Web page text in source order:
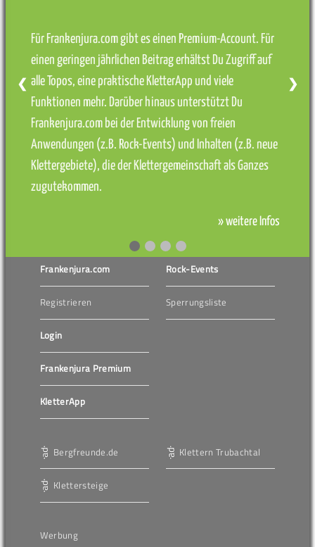
Für Frankenjura.com gibt es einen Premium-Account. Für
einen geringen jährlichen Beitrag erhältst Du Zugriff auf
alle Topos, eine praktische KletterApp und viele
Funktionen mehr. Darüber hinaus unterstützt Du
Frankenjura.com bei der Entwicklung von freien
Anwendungen (z.B. Rock-Events) und Inhalten (z.B. neue
Klettergebiete), die der Klettergemeinschaft als Ganzes
zugutekommen.
» weitere Infos
❮ ❯
Frankenjura.com
Registrieren
Login
Frankenjura Premium
KletterApp
Rock-Events
Sperrungsliste
Bergfreunde.de
Klettersteige
Klettern Trubachtal
Werbung